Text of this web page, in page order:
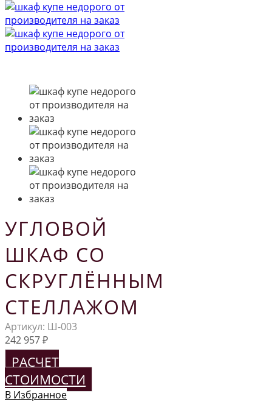
УГЛОВОЙ
ШКАФ СО
СКРУГЛЁННЫМ
СТЕЛЛАЖОМ
Артикул: Ш-003
242 957₽
РАСЧЕТ
СТОИМОСТИ
В Избранное